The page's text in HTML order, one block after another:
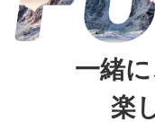
一緒
楽